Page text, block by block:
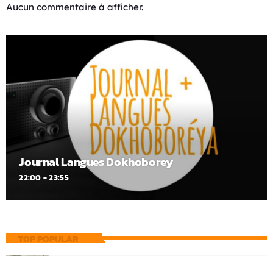
Aucun commentaire à afficher.
Journal Langues Dokhoborey
22:00 - 23:55
TOP POPULAR